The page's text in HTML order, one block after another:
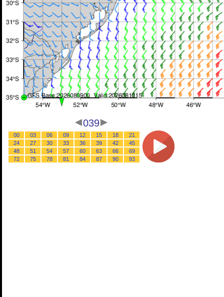
039
00 03 06 09 12 15 18
21
24
27 30 33 36 39 42
45
48
51 54 57 60 63 66
69
72
75 78 81 84 87 90 93